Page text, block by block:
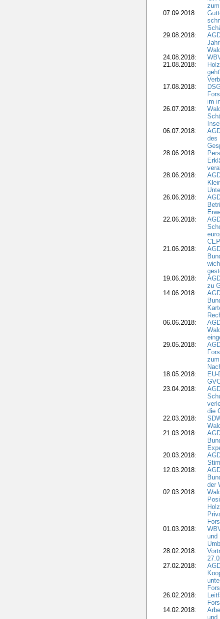
07.09.2018:
29.08.2018:
24.08.2018:
21.08.2018:
17.08.2018:
im
26.07.2018:
06.07.2018:
des
28.06.2018:
28.06.2018:
26.06.2018:
22.06.2018:
21.06.2018:
19.06.2018:
zu
14.06.2018:
06.06.2018:
29.05.2018:
18.05.2018:
23.04.2018:
die
22.03.2018:
21.03.2018:
20.03.2018:
12.03.2018:
der
02.03.2018:
01.03.2018:
und
28.02.2018:
27.02.2018:
26.02.2018:
14.02.2018:
und